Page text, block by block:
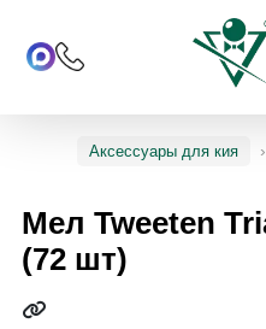
Аксессуары для кия
Мел Tweeten
(72 шт)